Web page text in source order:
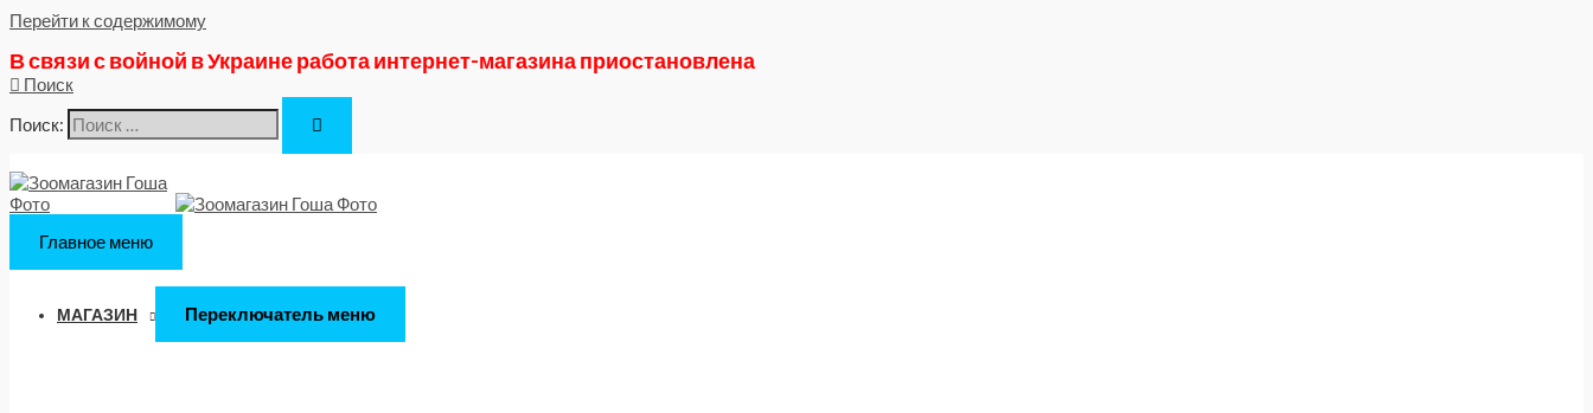
Перейти к содержимому
В связи с войной в Украине работа интернет-магазина приостановлена
Поиск
Поиск:
Главное меню
МАГАЗИН Переключатель меню